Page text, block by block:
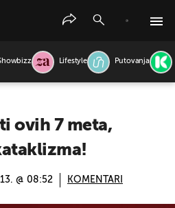
Lifestyle Putovanja
ovih 7 meta,
@ 08:52 KOMENTARI